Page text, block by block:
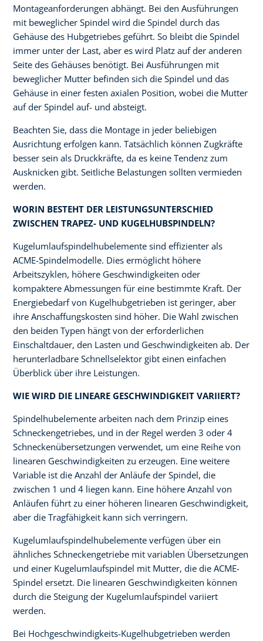
Montageanforderungen abhängt. Bei den Ausführungen
mit beweglicher Spindel wird die Spindel durch das
Gehäuse des Hubgetriebes geführt. So bleibt die Spindel
immer unter der Last, aber es wird Platz auf der anderen
Seite des Gehäuses benötigt. Bei Ausführungen mit
beweglicher Mutter befinden sich die Spindel und das
Gehäuse in einer festen axialen Position, wobei die Mutter
auf der Spindel auf- und absteigt.
Beachten Sie, dass die Montage in jeder beliebigen
Ausrichtung erfolgen kann. Tatsächlich können Zugkräfte
besser sein als Druckkräfte, da es keine Tendenz zum
Ausknicken gibt. Seitliche Belastungen sollten vermieden
werden.
WORIN BESTEHT DER LEISTUNGSUNTERSCHIED
ZWISCHEN TRAPEZ- UND KUGELHUBSPINDELN?
Kugelumlaufspindelhubelemente sind effizienter als
ACME-Spindelmodelle. Dies ermöglicht höhere
Arbeitszyklen, höhere Geschwindigkeiten oder
kompaktere Abmessungen für eine bestimmte Kraft. Der
Energiebedarf von Kugelhubgetrieben ist geringer, aber
ihre Anschaffungskosten sind höher. Die Wahl zwischen
den beiden Typen hängt von der erforderlichen
Einschaltdauer, den Lasten und Geschwindigkeiten ab. Der
herunterladbare Schnellselektor gibt einen einfachen
Überblick über ihre Leistungen.
WIE WIRD DIE LINEARE GESCHWINDIGKEIT VARIIERT?
Spindelhubelemente arbeiten nach dem Prinzip eines
Schneckengetriebes, und in der Regel werden 3 oder 4
Schneckenübersetzungen verwendet, um eine Reihe von
linearen Geschwindigkeiten zu erzeugen. Eine weitere
Variable ist die Anzahl der Anläufe der Spindel, die
zwischen 1 und 4 liegen kann. Eine höhere Anzahl von
Anläufen führt zu einer höheren linearen Geschwindigkeit,
aber die Tragfähigkeit kann sich verringern.
Kugelumlaufspindelhubelemente verfügen über ein
ähnliches Schneckengetriebe mit variablen Übersetzungen
und einer Kugelumlaufspindel mit Mutter, die die ACME-
Spindel ersetzt. Die linearen Geschwindigkeiten können
durch die Steigung der Kugelumlaufspindel variiert
werden.
Bei Hochgeschwindigkeits-Kugelhubgetrieben werden